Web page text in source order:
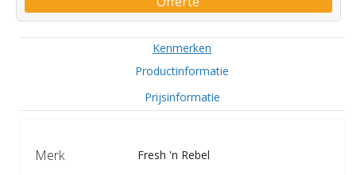
Kenmerken
Productinformatie
Prijsinformatie
Merk Fresh 'n Rebel